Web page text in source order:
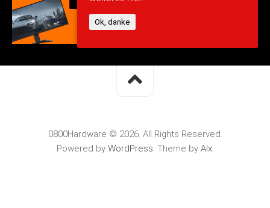
0800Hardware © 2026. All Rights Reserved.
Powered by WordPress. Theme by Alx.
Ok, danke